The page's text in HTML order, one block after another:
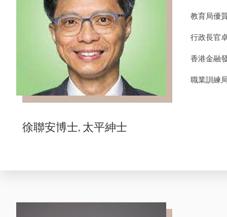
徐聯安博士, 太平紳士
教育局優
行政長官
香港金融
職業訓練